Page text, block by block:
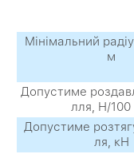
Мінімальний
м
Допустиме
лля, Н/
Допустиме
ля, кН